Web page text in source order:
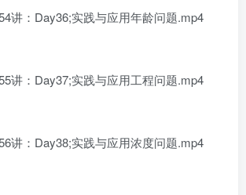
：Day36;实践与应用年龄问题.mp4
：Day37;实践与应用工程问题.mp4
：Day38;实践与应用浓度问题.mp4